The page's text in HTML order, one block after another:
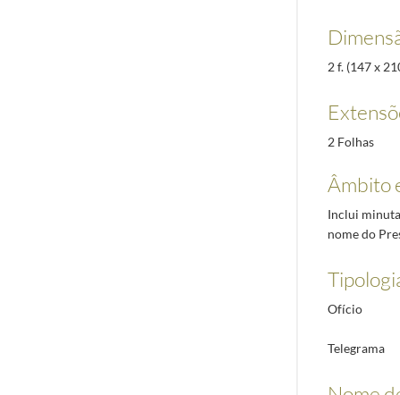
2 f. (147 x
2 Folhas
Âmbito
Inclui
nome do
Ofício
Telegrama